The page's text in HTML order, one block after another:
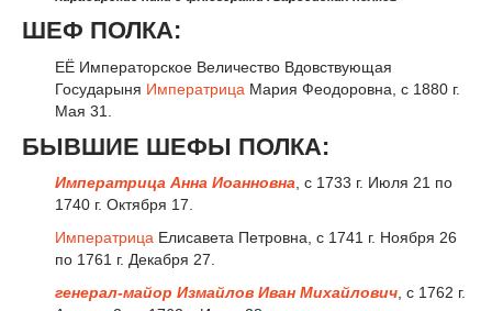
ШЕФ ПОЛКА:
ЕЁ Императорское Величество Вдовствующая
Государыня Императрица Мария Феодоровна, с 1880 г.
Мая 31.
БЫВШИЕ ШЕФЫ ПОЛКА:
Императрица Анна Иоанновна, с 1733 г. Июля 21 по
1740 г. Октября 17.
Императрица Елисавета Петровна, с 1741 г. Ноября 26
по 1761 г. Декабря 27.
генерал-майор Измайлов Иван Михайлович , с 1762 г.